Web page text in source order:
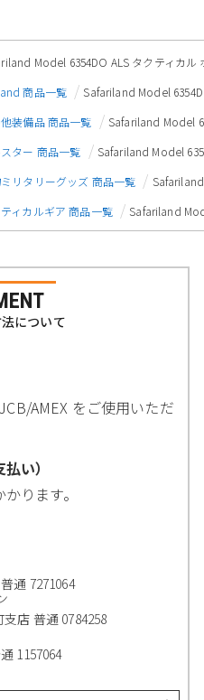
Model 6354DO ALS タクティカ
商品一覧
Safariland Model
装備品 商品一覧
Safariland Model
ター 商品一覧
Safariland Model
リタリーグッズ 商品一覧
ィカルギア 商品一覧 Safariland
について
AMEX をご使用いただ
い）
ります。
通 7271064
店 普通 0784258
1157064